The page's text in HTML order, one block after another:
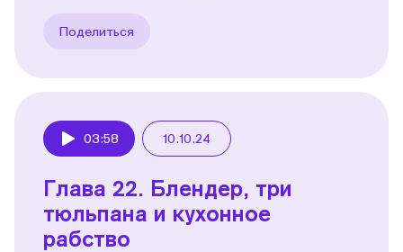
Поделиться
03:58 10.10.24
Глава 22. Блендер, три
тюльпана и кухонное
рабство